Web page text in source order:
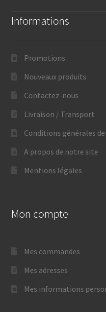
Informations
Promotions
Nouveaux produits
Contactez-nous
Livraison / Transport
Conditions générales
A propos de notre site
Mentions légales
Mon compte
Mes commandes
Mes adresses
Mes informations